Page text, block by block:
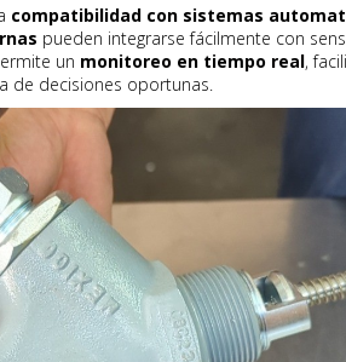
compatibilidad con sistemas
pueden integrarse fácilmente con
un monitoreo en tiempo real,
de decisiones oportunas.